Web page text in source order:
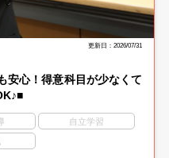
更新日：2026/07/31
安心！得意科目が少なくて
自立学習